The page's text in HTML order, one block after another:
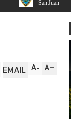
A+
A-
EMAIL